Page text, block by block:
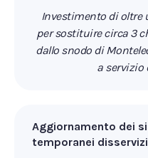
Investimento di oltre
per sostituire circa 3
dallo snodo di
a servizio
Aggiornamento dei
temporanei